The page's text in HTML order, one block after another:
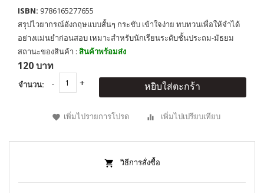
ISBN: 9786165277655
สรุปไวยากรณ์อังกฤษแบบสั้นๆ กระชับ เข้าใจง่าย ทบทวนเพื่อให้จำได้
อย่างแม่นยำก่อนสอบ เหมาะสำหรับนักเรียนระดับชั้นประถม-มัธยม
สถานะของสินค้า : สินค้าพร้อมส่ง
120 บาท
จำนวน: หยิบใส่ตะกร้า
เพิ่มไปรายการโปรด เพิ่มไปเปรียบเทียบ
วิธีการสั่งซื้อ